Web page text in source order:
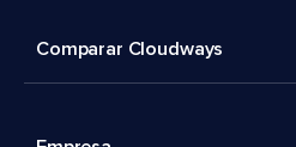
Comparar Cloudways